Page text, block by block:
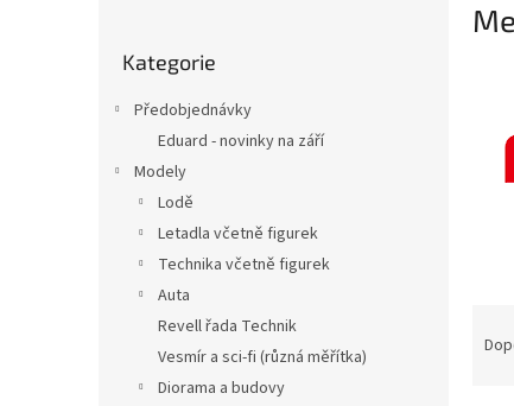
kategorie
Kategorie
Předobjednávky
Eduard - novinky na září
Modely
Lodě
Letadla včetně figurek
Technika včetně figurek
Auta
Revell řada Technik
Vesmír a sci-fi (různá měřítka)
Diorama a budovy